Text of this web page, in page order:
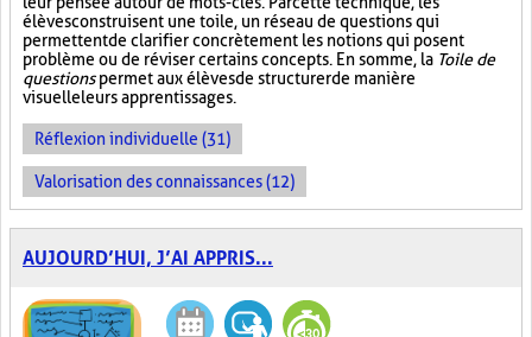
élèves construisent une toile, un réseau de questions qui
permettent de clarifier concrètement les notions qui posent
problème ou de réviser certains concepts. En somme, la Toile de
questionspermet aux élèves de structurer de manière
visuelle leurs apprentissages.
Réflexion individuelle (31)
Valorisation des connaissances (12)
AUJOURD’HUI, J’AI APPRIS...